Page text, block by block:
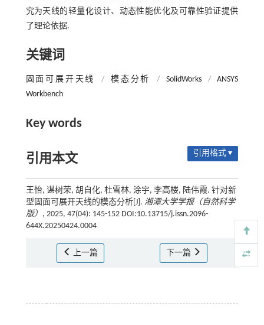
究为天线的轻量化设计、动态性能优化及可靠性验证提供
了理论依据.
关键词
固面可展开天线 / 模态分析 / SolidWorks /
ANSYS
Workbench
Key words
引用本文 引用格式 ▾
王怡, 谌树荣, 胡自化, 杜雪林, 涂宇, 李高楼, 陆伟霞. 针对新
型固面可展开天线的模态分析[J]. 湘潭大学学报（自然科学
版） , 2025, 47(04): 145-152 DOI:10.13715/j.issn.2096-
644X.20250424.0004
上一篇 下一篇